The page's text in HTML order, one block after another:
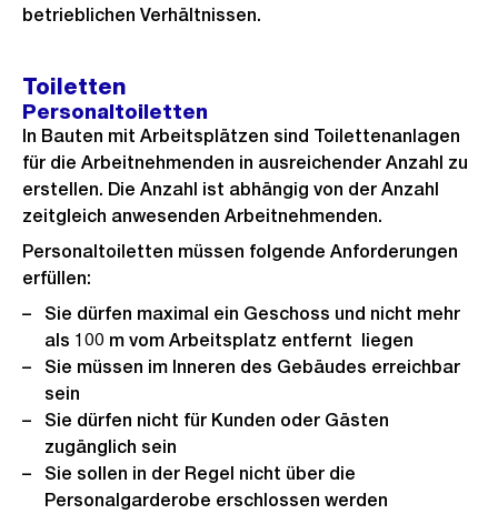
betrieblichen Verhältnissen.
Toiletten
Personaltoiletten
In Bauten mit Arbeitsplätzen sind Toilettenanlagen
für die Arbeitnehmenden in ausreichender Anzahl zu
erstellen. Die Anzahl ist abhängig von der Anzahl
zeitgleich anwesenden Arbeitnehmenden.
Personaltoiletten müssen folgende Anforderungen
erfüllen:
Sie dürfen maximal ein Geschoss und nicht mehr
als 100 m vom Arbeitsplatz entfernt liegen
Sie müssen im Inneren des Gebäudes erreichbar
sein
Sie dürfen nicht für Kunden oder Gästen
zugänglich sein
Sie sollen in der Regel nicht über die
Personalgarderobe erschlossen werden